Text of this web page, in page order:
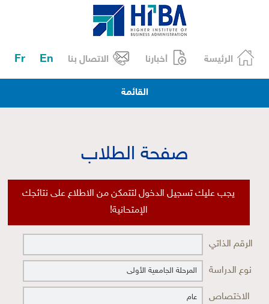
الرئيسة أخبارنا الاتصال بنا En
Fr
القائمة
صفحة الطلاب
يجب عليك تسجيل الدخول لتتمكن من الاطلاع على نتائجك
الإمتحانية!
الرقم الذاتي
نوع الدراسة
الاختصاص